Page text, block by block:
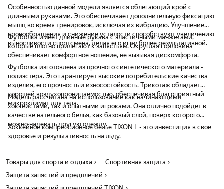
Особенностью данной модели является облегающий крой с
длинными рукавами. Это обеспечивает дополнительную фиксацию
мышц во время тренировок, исключая их вибрацию. Улучшение
кровообращения и снижение усталости способствуют увеличению
выносливости спортсмена, делая его игру более результативной.
Футболка имеет длинные рукава с эластичными манжетами,
которые плотно прилегают к запястьям. Округлая горловина
обеспечивает комфортное ношение, не вызывая дискомфорта.
Футболка изготовлена из прочного синтетического материала -
полиэстера. Это гарантирует высокие потребительские качества
изделия, его прочность и износостойкость. Трикотаж обладает
хорошей воздухопроницаемостью, обеспечивая благоприятный
микроклимат для тела.
Модель рассчитана на использование как начинающими
хоккеистами, так и опытными игроками. Она отлично подойдет в
качестве нательного белья, как базовый слой, поверх которого
можно надевать другую одежду.
Хоккейное компрессионное белье TIXON L - это инвестиция в свое
здоровье и результативность на льду.
Товары для спорта и отдыха
Спортивная защита
Защита запястий и предплечий